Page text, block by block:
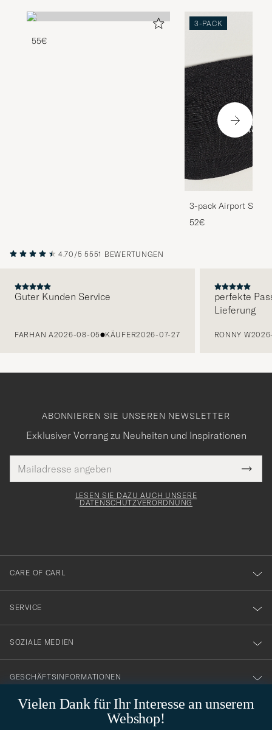
55€
3-PACK
3-pack Airport
Melange
52€
4.70/5 5551 BEWERTUNGEN
Guter Kunden Service
FARHAN A2026-08-05 KÄUFER2026-07-27
perfekte
Lieferung
RONNY W
Vielen Dank für Ihr Interesse an unserem
Webshop!
ABONNIEREN SIE UNSEREN NEWSLETTER
Exklusiver Vorrang zu Neuheiten und Inspirationen
Mail
Adresse
Tack
för
dig
till
vårt
nyhetsbrev!
LESEN SIE DAZU AUCH UNSERE
DATENSCHUTZVERORDNUNG
CARE OF CARL
SERVICE
SOZIALE MEDIEN
GESCHÄFTSINFORMATIONEN